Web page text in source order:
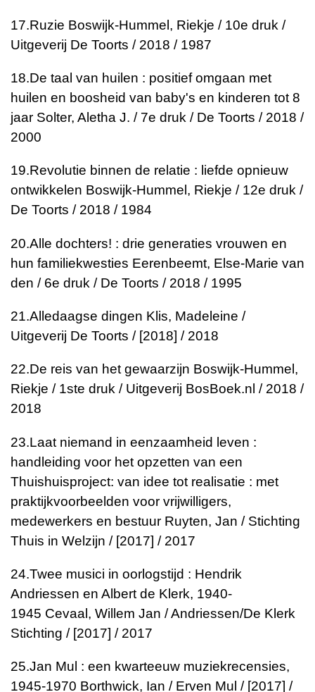
17.Ruzie Boswijk-Hummel, Riekje / 10e druk /
Uitgeverij De Toorts / 2018 / 1987
18.De taal van huilen : positief omgaan met
huilen en boosheid van baby's en kinderen tot 8
jaar Solter, Aletha J. / 7e druk / De Toorts / 2018 /
2000
19.Revolutie binnen de relatie : liefde opnieuw
ontwikkelen Boswijk-Hummel, Riekje / 12e druk /
De Toorts / 2018 / 1984
20.Alle dochters! : drie generaties vrouwen en
hun familiekwesties Eerenbeemt, Else-Marie van
den / 6e druk / De Toorts / 2018 / 1995
21.Alledaagse dingen Klis, Madeleine /
Uitgeverij De Toorts / [2018] / 2018
22.De reis van het gewaarzijn Boswijk-Hummel,
Riekje / 1ste druk / Uitgeverij BosBoek.nl / 2018 /
2018
23.Laat niemand in eenzaamheid leven :
handleiding voor het opzetten van een
Thuishuisproject: van idee tot realisatie : met
praktijkvoorbeelden voor vrijwilligers,
medewerkers en bestuur Ruyten, Jan / Stichting
Thuis in Welzijn / [2017] / 2017
24.Twee musici in oorlogstijd : Hendrik
Andriessen en Albert de Klerk, 1940-
1945 Cevaal, Willem Jan / Andriessen/De Klerk
Stichting / [2017] / 2017
25.Jan Mul : een kwarteeuw muziekrecensies,
1945-1970 Borthwick, Ian / Erven Mul / [2017] /